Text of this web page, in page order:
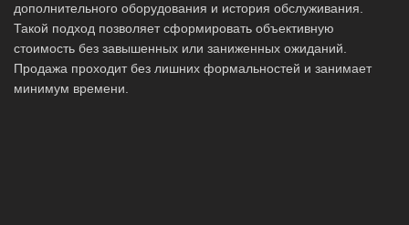
дополнительного оборудования и история обслуживания.
Такой подход позволяет сформировать объективную
стоимость без завышенных или заниженных ожиданий.
Продажа проходит без лишних формальностей и занимает
минимум времени.